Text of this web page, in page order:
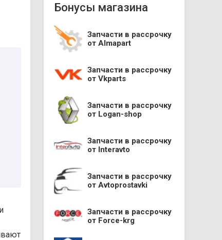
Бонусы магазина
Запчасти в рассрочку
от Almapart
Запчасти в рассрочку
от Vkparts
Запчасти в рассрочку
от Logan-shop
Запчасти в рассрочку
от Interavto
Запчасти в рассрочку
от Avtoprostavki
Запчасти в рассрочку
от Force-krg